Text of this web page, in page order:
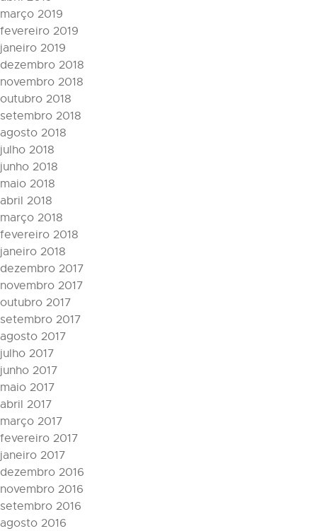
março 2019
fevereiro 2019
janeiro 2019
dezembro 2018
novembro 2018
outubro 2018
setembro 2018
agosto 2018
julho 2018
junho 2018
maio 2018
abril 2018
março 2018
fevereiro 2018
janeiro 2018
dezembro 2017
novembro 2017
outubro 2017
setembro 2017
agosto 2017
julho 2017
junho 2017
maio 2017
abril 2017
março 2017
fevereiro 2017
janeiro 2017
dezembro 2016
novembro 2016
setembro 2016
agosto 2016